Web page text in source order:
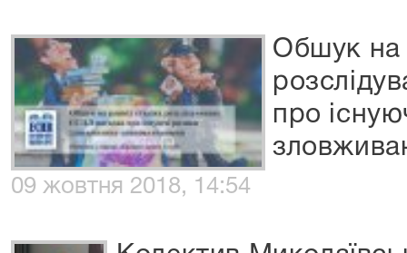
Обшук на
про
09 жовтня 2018, 14:54